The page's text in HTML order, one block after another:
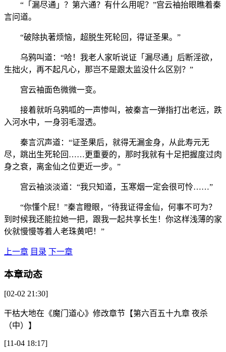
“「漏尽通」？第六通？有什么用呢？”宫云袖抬眼瞧着秦
言问道。
“破除执著烦恼，超脱生死轮回，得证圣果。”
乌鸦叫道：“哈！我老人家听说证「漏尽通」后断淫欲，
生拙火，再不起凡心，那岂不是跟太监没什么区别？”
宫云袖面色微微一变。
接着就听乌鸦呱的一声惨叫，被秦言一弹指打出老远，跌
入河水中，一身羽毛湿透。
秦言沉声道：“证圣果后，就得无漏金身，从此寿元无
尽，跳出生死轮回……更重要的，那时我就有十足把握度过肉
身之衰，离金仙之位更近一步。”
宫云袖淡淡道：“我只知道，玉寒烟一定会很可怜……”
“你懂个屁！”秦言瞪眼，“待我证得金仙，何事不可为？
到时候我还能拉她一把，跟我一起共享长生！你这样浅薄的家
伙就慢慢等着人老珠黄吧！”
上一章 目录 下一章
本章动态
[02-02 21:30]
干枯大地在 《魔门道心》 修改章节 【第六百五十九章 夜杀
（中）】
[11-04 18:17]